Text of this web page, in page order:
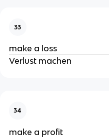
33
make a loss
Verlust machen
34
make a profit